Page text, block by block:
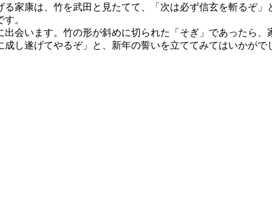
家康は、竹を武田と見たてて、「次は必ず信玄を斬るぞ
。
います。竹の形が斜めに切られた「そぎ」であったら
し遂げてやるぞ」と、新年の誓いを立ててみてはいかがで